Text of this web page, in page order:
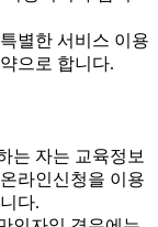
별한 서비스 이용
으로 합니다.
는 자는 교육정보
라인신청을 이용
다.